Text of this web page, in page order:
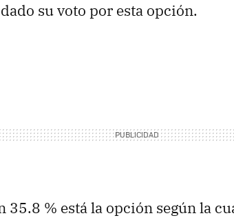
su voto por esta opción.
35.8 % está la opción según la